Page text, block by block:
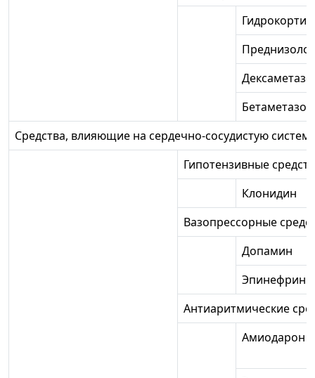
Бетаметазон
Средства, влияющие на сердечно-сосудистую систему
Гипотензивные
Клонидин
Вазопрессорные
Допамин
Эпинефрин
Антиаритмические
Амиодарон